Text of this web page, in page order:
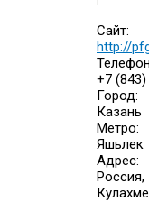
Сайт:
http://
+7
Город:
Казань
Метро:
Яшьлек
Адрес:
Россия,